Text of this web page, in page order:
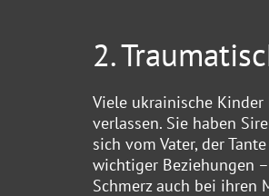
2.
Viele ukrainische
verlassen. Sie haben
sich vom Vater, der
wichtiger Beziehungen
Schmerz auch bei ihren